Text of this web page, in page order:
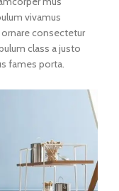
vivamus
consectetur
class a justo
fames porta.